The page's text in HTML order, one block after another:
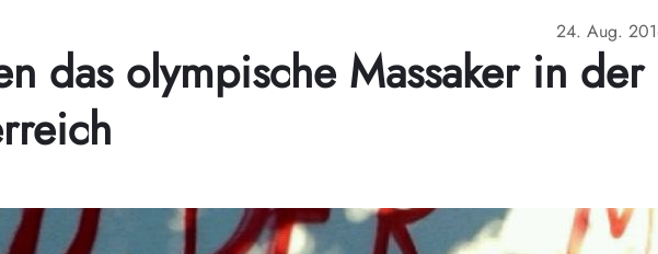
24. Aug.
das olympische Massaker in der